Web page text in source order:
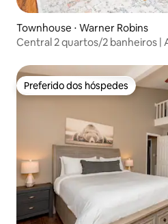
Townhouse ⋅ Warner Robins
Central 2 quartos/2 banheiros |
Preferido dos hóspedes
Preferido dos hóspedes